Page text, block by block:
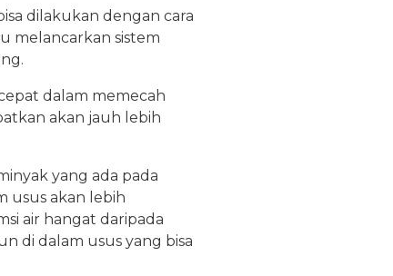
dilakukan dengan cara
melancarkan sistem
dalam memecah
akan jauh lebih
yang ada pada
usus akan lebih
air hangat daripada
di dalam usus yang bisa